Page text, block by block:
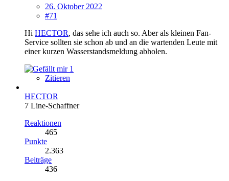
26. Oktober 2022
#71
Hi HECTOR, das sehe ich auch so. Aber als kleinen Fan-
Service sollten sie schon ab und an die wartenden Leute mit
einer kurzen Wasserstandsmeldung abholen.
1
Zitieren
HECTOR
7 Line-Schaffner
Reaktionen
465
Punkte
2.363
Beiträge
436